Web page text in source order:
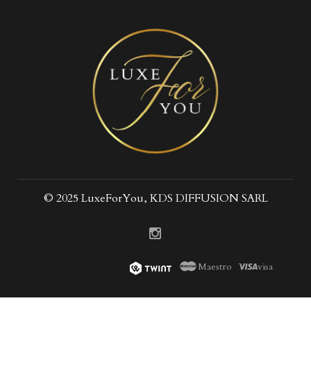
© 2025 LuxeForYou, KDS DIFFUSION SARL
Maestro visa